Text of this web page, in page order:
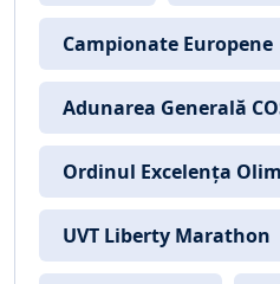
Campionate Europene
Adunarea Generală
Ordinul Excelența
UVT Liberty Marathon